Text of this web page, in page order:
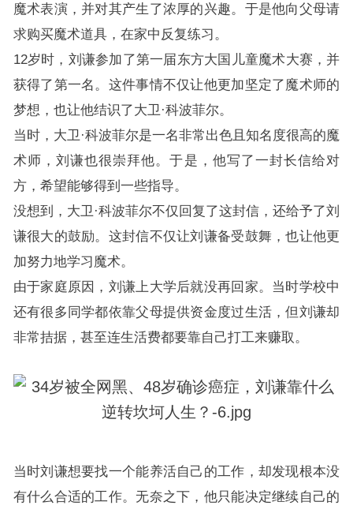
魔术表演，并对其产生了浓厚的兴趣。于是他向父母请
求购买魔术道具，在家中反复练习。
12岁时，刘谦参加了第一届东方大国儿童魔术大赛，并
获得了第一名。这件事情不仅让他更加坚定了魔术师的
梦想，也让他结识了大卫·科波菲尔。
当时，大卫·科波菲尔是一名非常出色且知名度很高的魔
术师，刘谦也很崇拜他。于是，他写了一封长信给对
方，希望能够得到一些指导。
没想到，大卫·科波菲尔不仅回复了这封信，还给予了刘
谦很大的鼓励。这封信不仅让刘谦备受鼓舞，也让他更
加努力地学习魔术。
由于家庭原因，刘谦上大学后就没再回家。当时学校中
还有很多同学都依靠父母提供资金度过生活，但刘谦却
非常拮据，甚至连生活费都要靠自己打工来赚取。
当时刘谦想要找一个能养活自己的工作，却发现根本没
有什么合适的工作。无奈之下，他只能决定继续自己的